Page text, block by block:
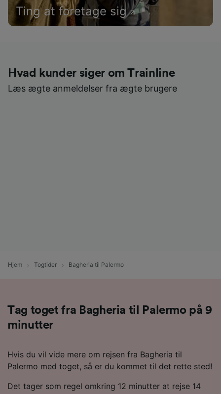
Ting at foretage sig
Hvad kunder siger om Trainline
Læs ægte anmeldelser fra ægte brugere
Hjem Togtider Bagheria til Palermo
Tag toget fra Bagheria til Palermo på 9
minutter
Hvis du vil vide mere om rejsen fra Bagheria til
Palermo med toget, så er du kommet til det rette sted!
Det tager som regel omkring 12 minutter at rejse 14